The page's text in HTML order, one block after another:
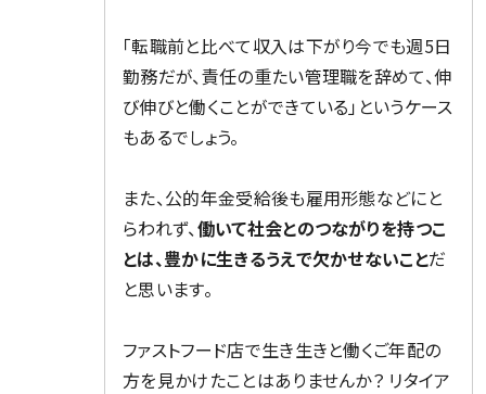
「転職前と比べて収入は下がり今でも週5日
勤務だが、責任の重たい管理職を辞めて、伸
び伸びと働くことができている」というケース
もあるでしょう。
また、公的年金受給後も雇用形態などにと
らわれず、働いて社会とのつながりを持つこ
とは、豊かに生きるうえで欠かせないことだ
と思います。
ファストフード店で生き生きと働くご年配の
方を見かけたことはありませんか？ リタイア